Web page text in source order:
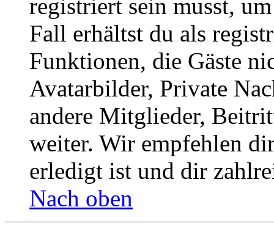
registriert sein musst,
Fall erhältst du als
Funktionen, die Gäste
Avatarbilder, Private
andere Mitglieder,
weiter. Wir empfehlen
erledigt ist und dir
Nach oben